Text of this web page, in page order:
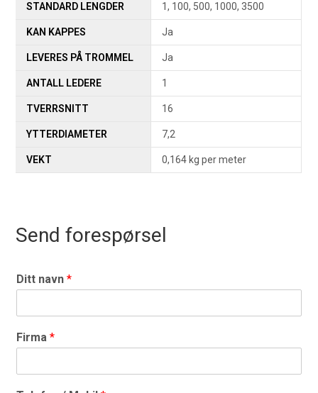
STANDARD LENGDER 1, 100, 500, 1000, 3500
KAN KAPPES Ja
LEVERES PÅ TROMMEL Ja
ANTALL LEDERE 1
TVERRSNITT 16
YTTERDIAMETER 7,2
VEKT 0,164 kg per meter
Send forespørsel
Ditt navn*
Firma*